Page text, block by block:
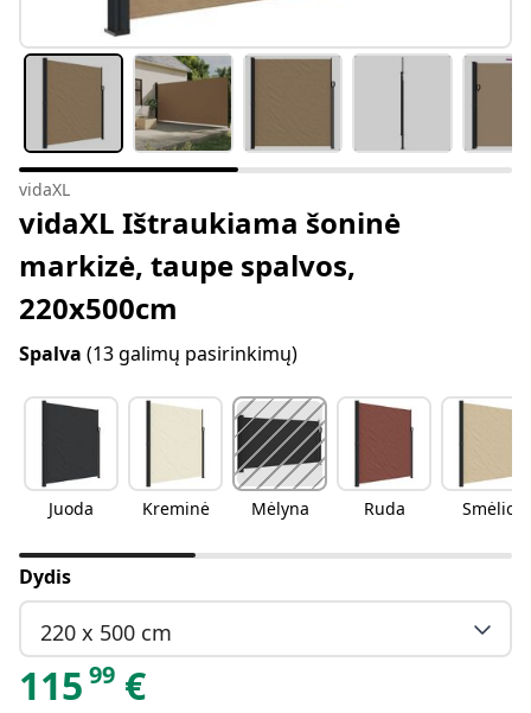
vidaXL
vidaXL Ištraukiama šoninė
markizė, taupe spalvos,
220x500cm
Spalva (13 galimų pasirinkimų)
Juoda Kreminė Mėlyna Ruda Smėlio
Dydis
220 x 500 cm
115 99 €